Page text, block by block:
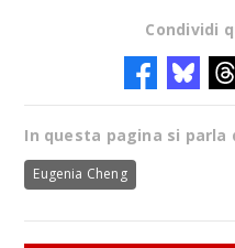
Condividi
In questa pagina si parla
Eugenia Cheng